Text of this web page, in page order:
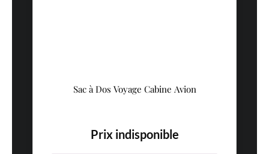
Sac à Dos Voyage Cabine Avion
Prix indisponible